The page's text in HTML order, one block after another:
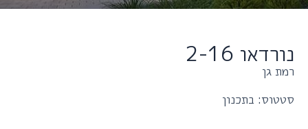
נורדאו 2-16
רמת גן
סטטוס: בתכנון